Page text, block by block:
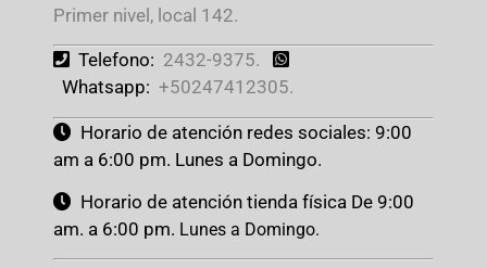
Primer nivel, local 142.
Telefono: 2432-9375.
Whatsapp: +50247412305.
Horario de atención redes sociales: 9:00
am a 6:00 pm. Lunes a Domingo.
Horario de atención tienda física De 9:00
am. a 6:00 pm. Lunes a Domingo.